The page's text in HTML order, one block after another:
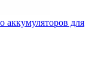
аккумуляторов для